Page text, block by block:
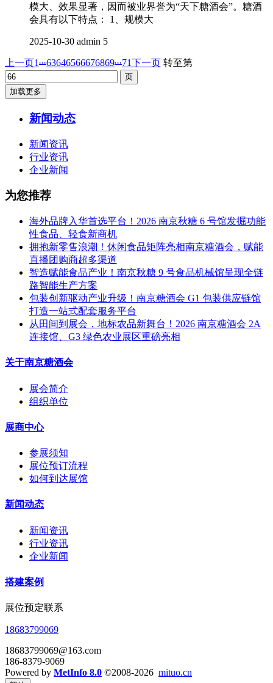
模大、效果显著，因而被业界誉为“天下糖酒会”。糖酒
会具有以下特点： 1、规模大
2025-10-30 admin 5
上一页1...63646566676869...71下一页 转至第
加载更多
新闻动态
新闻资讯
行业资讯
企业新闻
为您推荐
海外品牌入华首选平台！2026 南京秋糖 6 号馆发掘功能
性食品、轻食新商机
拥抱新零售浪潮！休闲食品矩阵亮相南京糖酒会，赋能
直播团购商超多渠道
智造赋能食品产业！南京秋糖 9 号食品机械馆呈现全链
路智能生产方案
包装创新驱动产业升级！南京糖酒会 G1 包装供应链馆
打造一站式配套服务平台
从田间到展会，地标农品新舞台！2026 南京糖酒会 2A
连接馆、G3 绿色农业展区重磅亮相
关于南京糖酒会
展会简介
组织单位
展商中心
参展须知
展位预订流程
如何到达展馆
新闻动态
新闻资讯
行业资讯
企业新闻
搭建案例
展位预定联系
18683799069
18683799069@163.com
186-8379-9069
Powered by MetInfo 8.0 ©2008-2026 mituo.cn